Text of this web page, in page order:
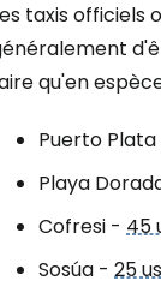
taxis officiels
qu'en
Puerto
Playa
Cofresi - 45
Sosúa - 25